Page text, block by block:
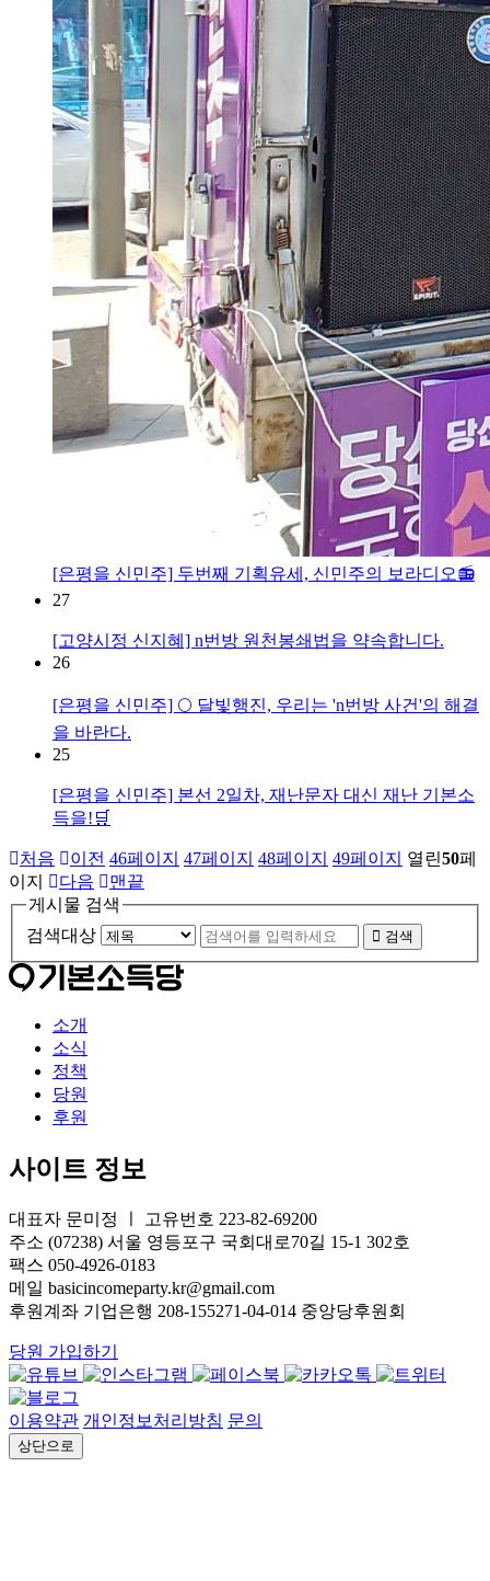
[은평을 신민주] 두번째 기획유세, 신민주의 보라디오📻
27
[고양시정 신지혜] n번방 원천봉쇄법을 약속합니다.
26
[은평을 신민주] 🌕 달빛행진, 우리는 'n번방 사건'의 해결
을 바란다.
25
[은평을 신민주] 본선 2일차, 재난문자 대신 재난 기본소
득을!🛒
처음 이전 46페이지 47페이지 48페이지 49페이지 열린50페
이지
다음
맨끝
게시물 검색
검색대상
검색
소개
소식
정책
당원
후원
사이트 정보
대표자 문미정 ㅣ 고유번호 223-82-69200
주소 (07238) 서울 영등포구 국회대로70길 15-1 302호
팩스 050-4926-0183
메일 basicincomeparty.kr@gmail.com
후원계좌 기업은행 208-155271-04-014 중앙당후원회
당원 가입하기
이용약관 개인정보처리방침 문의
상단으로